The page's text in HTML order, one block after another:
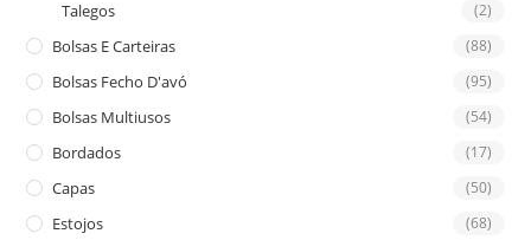
Talegos (2)
Bolsas E Carteiras (88)
Bolsas Fecho D'avó (95)
Bolsas Multiusos (54)
Bordados (17)
Capas (50)
Estojos (68)